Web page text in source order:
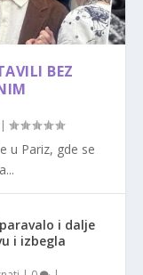
BEZ
|
u Pariz, gde se
i dalje
i izbegla